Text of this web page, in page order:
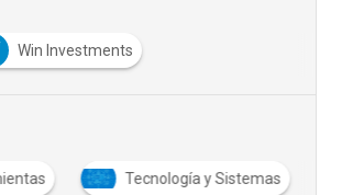
Win Investments
Tecnología y Sistemas